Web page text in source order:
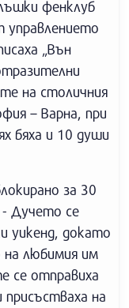
фенклуб
управлението
„Вън
на столичния
– Варна, при
бяха и 10 души
за 30
Дучето се
уикенд, докато
на любимия им
се отправиха
присъстваха на